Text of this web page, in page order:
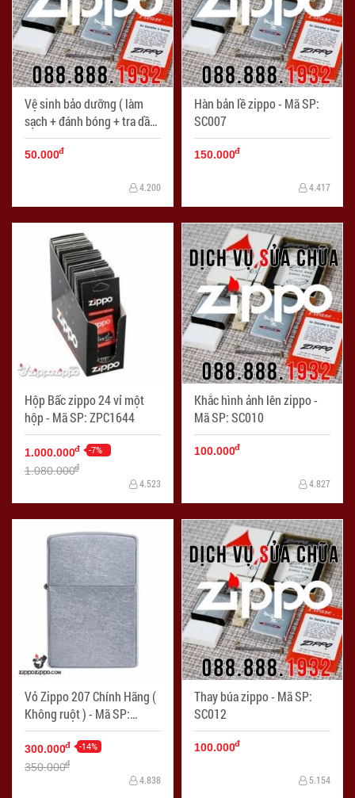
Vệ sinh bảo dưỡng ( làm
sạch + đánh bóng + tra dầu
bảo dưỡng ) - Mã SP:
SC008
50.000đ
4.200
Hàn bản lề zippo - Mã SP:
SC007
150.000đ
4.417
Hộp Bấc zippo 24 vỉ một
hộp - Mã SP: ZPC1644
1.000.000đ -7%
1.080.000đ
4.523
Khắc hình ảnh lên zippo -
Mã SP: SC010
100.000đ
4.827
Vỏ Zippo 207 Chính Hãng (
Không ruột ) - Mã SP:
LKZ007
300.000đ -14%
350.000đ
4.838
Thay búa zippo - Mã SP:
SC012
100.000đ
5.154